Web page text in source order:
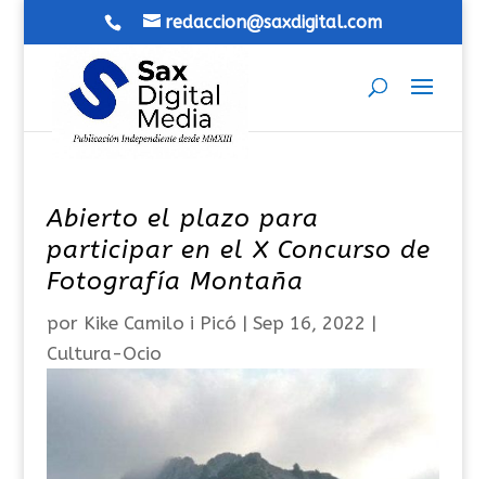
redaccion@saxdigital.com
Abierto el plazo para
participar en el X Concurso de
Fotografía Montaña
por Kike Camilo i Picó | Sep 16, 2022 |
Cultura-Ocio